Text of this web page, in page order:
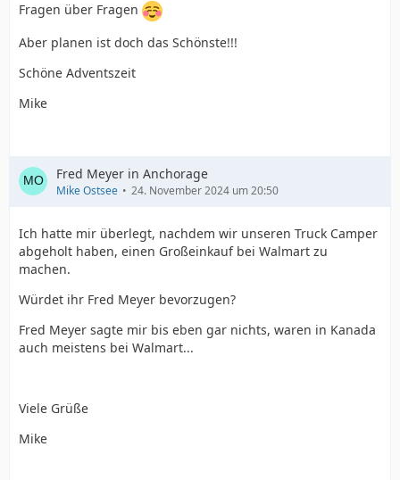
Fragen über Fragen
Aber planen ist doch das Schönste!!!
Schöne Adventszeit
Mike
Fred Meyer in Anchorage
Mike Ostsee 24. November 2024 um 20:50
Ich hatte mir überlegt, nachdem wir unseren Truck Camper
abgeholt haben, einen Großeinkauf bei Walmart zu
machen.
Würdet ihr Fred Meyer bevorzugen?
Fred Meyer sagte mir bis eben gar nichts, waren in Kanada
auch meistens bei Walmart...
Viele Grüße
Mike